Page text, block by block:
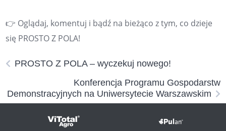
👉 Oglądaj, komentuj i bądź na bieżąco z tym, co dzieje
się PROSTO Z POLA!
PROSTO Z POLA – wyczekuj nowego!
Konferencja Programu Gospodarstw
Demonstracyjnych na Uniwersytecie Warszawskim